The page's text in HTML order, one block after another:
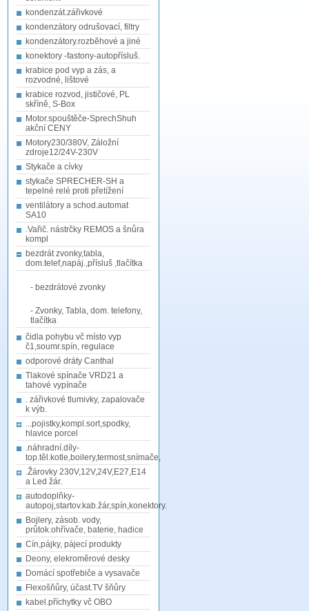
kondenzát.zářivkové
kondenzátory odrušovací, filtry
kondenzátory.rozběhové a jiné
konektory -fastony-autopřísluš.
krabice pod vyp a zás, a
rozvodné, lištové
krabice rozvod, jističové, PL
skříně, S-Box
Motor.spouštěče-SprechShuh
akční CENY
Motory230/380V, Záložní
zdroje12/24V-230V
Stykače a cívky
stykače SPRECHER-SH a
tepelné relé proti přetížení
ventilátory a schod.automat
SA10
.Vařič. nástrčky REMOS a šnůra
kompl
bezdrát zvonky,tabla,
dom.telef,napáj.,přísluš ,tlačítka
- bezdrátové zvonky
- Zvonky, Tabla, dom. telefony,
tlačítka
čidla pohybu vč místo vyp
č1,soumr.spín, regulace
odporové dráty Canthal
Tlakové spínače VRD21 a
tahové vypínače
. zářivkové tlumivky, zapalovače
k výb.
...pojistky,kompl.sort,spodky,
hlavice porcel
.náhradní.díly-
top.těl.kotle,boilery,termost,snímače,
.Žárovky 230V,12V,24V,E27,E14
a Led žár.
autodoplňky-
autopoj,startov.kab.žár,spín,konektory.
Bojlery, zásob. vody,
průtok.ohřívače, baterie, hadice
Cín,pájky, pájecí produkty
Deony, elekroměrové desky
Domácí spotřebiče a vysavače
Flexošňůry, účast.TV šňůry
kabel.příchytky vč OBO